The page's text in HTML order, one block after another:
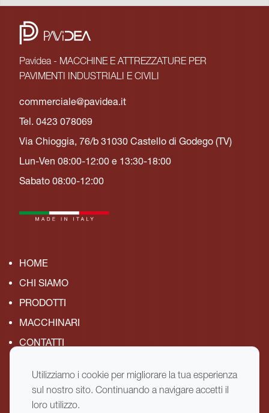
Utilizziamo i cookie per migliorare la tua esperienza
sul nostro sito. Continuando a navigare accetti il
loro utilizzo.
Pavidea - MACCHINE E ATTREZZATURE PER
PAVIMENTI INDUSTRIALI E CIVILI
commerciale@pavidea.it
Tel. 0423 078069
Via Chioggia, 76/b 31030 Castello di Godego (TV)
Lun-Ven 08:00-12:00 e 13:30-18:00
Sabato 08:00-12:00
HOME
CHI SIAMO
PRODOTTI
MACCHINARI
CONTATTI
Termini e condizioni